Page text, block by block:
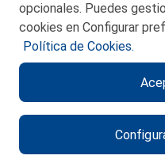
opcionales. Puedes
cookies en Configurar
Política de Cookies.